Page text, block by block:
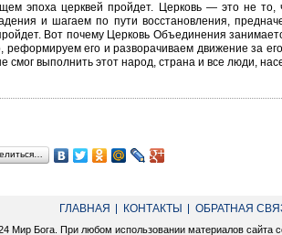
эпоха церквей пройдет. Церковь — это не
и шагаем по пути восстановления,
Вот почему Церковь Объединения
реформируем его и разворачиваем движение за
смог выполнить этот народ, страна и все люди,
ГЛАВНАЯ КОНТАКТЫ ОБРАТНАЯ
Мир Бога. При любом использовании материалов сайта